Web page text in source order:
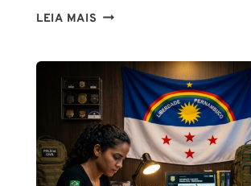
LEIA MAIS LIBERAÇÃO
DE
PIMENTA
PARA
MULHERES